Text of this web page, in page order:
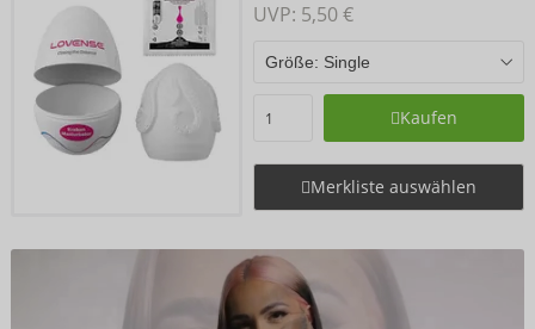
UVP: 5,50 €
Kaufen
Merkliste auswählen